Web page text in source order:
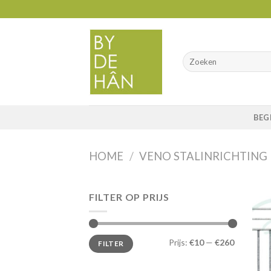
to
HOME / VENO STALINRICHTING
FILTER OP PRIJS
Min.
prijs
Max.
prijsFILTER Prijs: €10— €260